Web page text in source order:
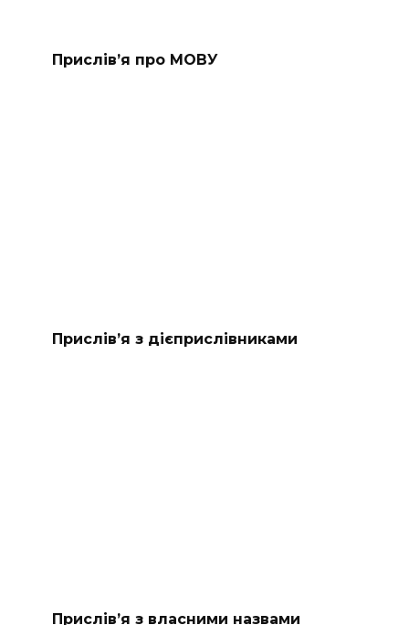
Прислів’я про МОВУ
Прислів’я з дієприслівниками
Прислів’я з власними назвами